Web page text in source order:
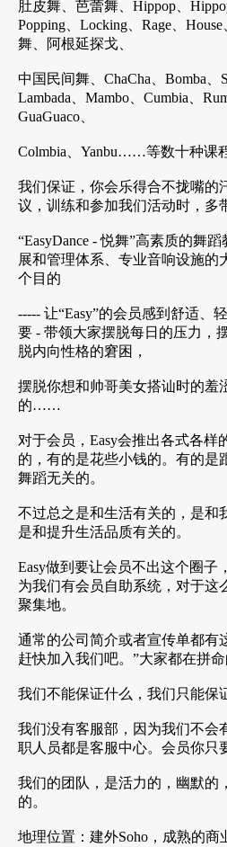
肚皮舞、芭蕾舞、Hippop、
Popping、Locking、Rage、
舞、阿根延探戈、
中国民间舞、ChaCha、Bomba、
Lambada、Mambo、Cumbia、
GuaGuaco、
Colmbia、Yanbu……等数十种课
我们保证，你会乐得合不拢嘴的
议，训练和参加我们活动时，多
“EasyDance - 悦舞”高素质的舞
展和管理体系、专业音响设施的
个目的
----- 让“Easy”的会员感到舒适、
要 - 带领大家摆脱每日的压力，
脱内向性格的窘困，
摆脱你想和帅哥美女搭讪时的羞
的……
对于会员，Easy会推出各式各样
的，有的是花些小钱的。有的是
舞蹈无关的。
不过总之是和生活有关的，是和
是和提升生活品质有关的。
Easy做到要让会员不出这个圈子
为我们有会员自助系统，对于这
聚集地。
通常的公司简介或者宣传单都有
赶快加入我们吧。”大家都在拼
我们不能保证什么，我们只能保
我们没有客服部，因为我们不会
职人员都是客服中心。会员你只
我们的团队，是活力的，幽默的
的。
地理位置：建外Soho，成熟的